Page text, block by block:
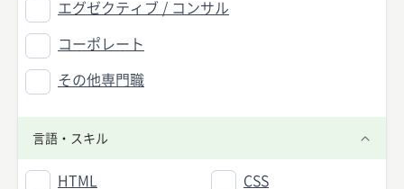
エグゼクティブ / コンサル
コーポレート
その他専門職
言語・スキル
HTML CSS